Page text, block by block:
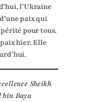
l’Ukraine
paix qui
pour tous.
hier. Elle
Sheikh
bin Baya